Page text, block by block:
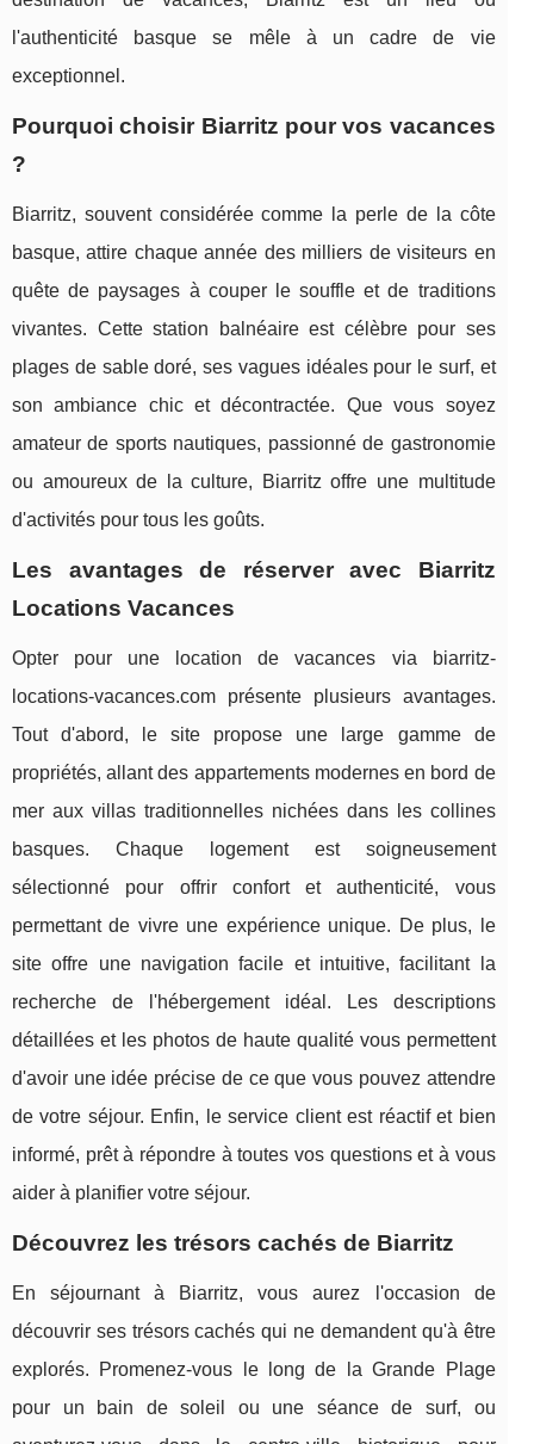
l'authenticité basque se mêle à un cadre de vie
exceptionnel.
Pourquoi choisir Biarritz pour vos vacances
?
Biarritz, souvent considérée comme la perle de la côte
basque, attire chaque année des milliers de visiteurs en
quête de paysages à couper le souffle et de traditions
vivantes. Cette station balnéaire est célèbre pour ses
plages de sable doré, ses vagues idéales pour le surf, et
son ambiance chic et décontractée. Que vous soyez
amateur de sports nautiques, passionné de gastronomie
ou amoureux de la culture, Biarritz offre une multitude
d'activités pour tous les goûts.
Les avantages de réserver avec Biarritz
Locations Vacances
Opter pour une location de vacances via biarritz-
locations-vacances.com présente plusieurs avantages.
Tout d'abord, le site propose une large gamme de
propriétés, allant des appartements modernes en bord de
mer aux villas traditionnelles nichées dans les collines
basques. Chaque logement est soigneusement
sélectionné pour offrir confort et authenticité, vous
permettant de vivre une expérience unique. De plus, le
site offre une navigation facile et intuitive, facilitant la
recherche de l'hébergement idéal. Les descriptions
détaillées et les photos de haute qualité vous permettent
d'avoir une idée précise de ce que vous pouvez attendre
de votre séjour. Enfin, le service client est réactif et bien
informé, prêt à répondre à toutes vos questions et à vous
aider à planifier votre séjour.
Découvrez les trésors cachés de Biarritz
En séjournant à Biarritz, vous aurez l'occasion de
découvrir ses trésors cachés qui ne demandent qu'à être
explorés. Promenez-vous le long de la Grande Plage
pour un bain de soleil ou une séance de surf, ou